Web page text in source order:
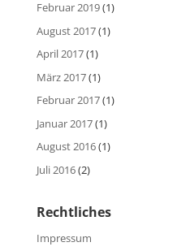
Februar 2019(1)
August 2017(1)
April 2017(1)
März 2017(1)
Februar 2017(1)
Januar 2017(1)
August 2016(1)
Juli 2016(2)
Rechtliches
Impressum